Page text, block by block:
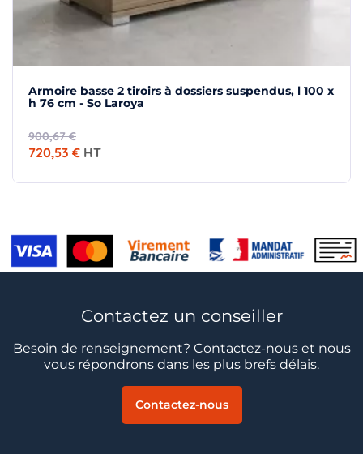
Armoire basse 2 tiroirs à dossiers suspendus, l 100 x
h 76 cm - So Laroya
900,67 €
720,53 € HT
Contactez un conseiller
Besoin de renseignement? Contactez-nous et nous
vous répondrons dans les plus brefs délais.
Contactez-nous